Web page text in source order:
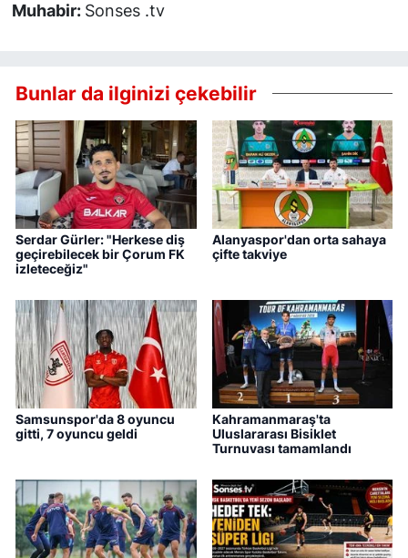
Muhabir: Sonses .tv
Bunlar da ilginizi çekebilir
Serdar Gürler: "Herkese diş
geçirebilecek bir Çorum FK
izleteceğiz"
Alanyaspor'dan orta sahaya
çifte takviye
Samsunspor'da 8 oyuncu
gitti, 7 oyuncu geldi
Kahramanmaraş'ta
Uluslararası Bisiklet
Turnuvası tamamlandı